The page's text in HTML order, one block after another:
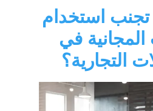
تجنب استخدام
المجانية في
التجارية؟